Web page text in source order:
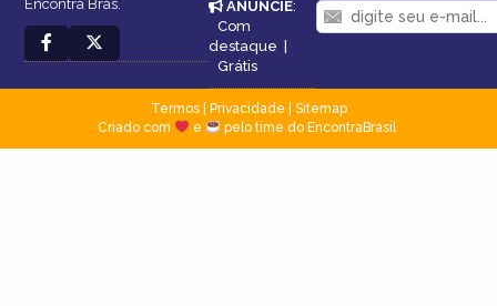
Encontra Brás.
ANUNCIE:
Com
destaque |
Grátis
Termos| Privacidade
Sitemap
Criado com
e pelo time do EncontraBrasil